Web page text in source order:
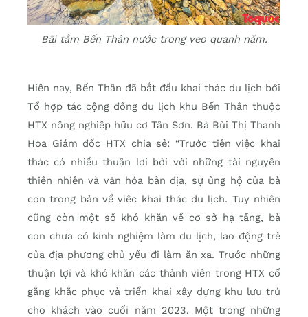
Bãi tắm Bến Thân nước trong veo quanh năm.
Hiên nay, Bến Thân đã bắt đầu khai thác du lịch bởi
Tổ hợp tác cộng đồng du lịch khu Bến Thân thuộc
HTX nông nghiệp hữu cơ Tân Sơn. Bà Bùi Thị Thanh
Hoa Giám đốc HTX chia sẻ: “Trước tiên việc khai
thác có nhiều thuận lợi bởi với những tài nguyên
thiên nhiên và văn hóa bản địa, sự ủng hộ của bà
con trong bản về việc khai thác du lịch. Tuy nhiên
cũng còn một số khó khăn về cơ sở hạ tầng, bà
con chưa có kinh nghiệm làm du lịch, lao động trẻ
của địa phương chủ yếu đi làm ăn xa. Trước những
thuận lợi và khó khăn các thành viên trong HTX cố
gắng khắc phục và triển khai xây dựng khu lưu trú
cho khách vào cuối năm 2023. Một trong những